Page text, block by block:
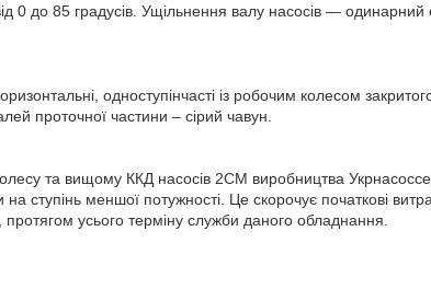
0 до 85 градусів. Ущільнення валу насосів — одинарний
одноступінчасті із робочим колесом
проточної частини – сірий чавун.
та вищому ККД насосів 2СМ виробництва
ступінь меншої потужності. Це скорочує початкові
усього терміну служби даного обладнання.